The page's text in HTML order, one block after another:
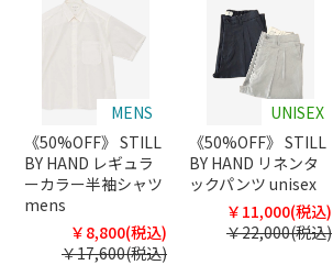
MENS
《50%OFF》 STILL
BY HAND レギュラ
ーカラー半袖シャツ
mens
￥8,800(税込)
￥17,600(税込)
UNISEX
《50%OFF》 STILL
BY HAND リネンタ
ックパンツ unisex
￥11,000(税込)
￥22,000(税込)